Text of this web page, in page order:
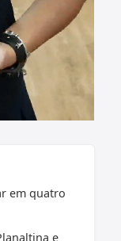
em quatro
e